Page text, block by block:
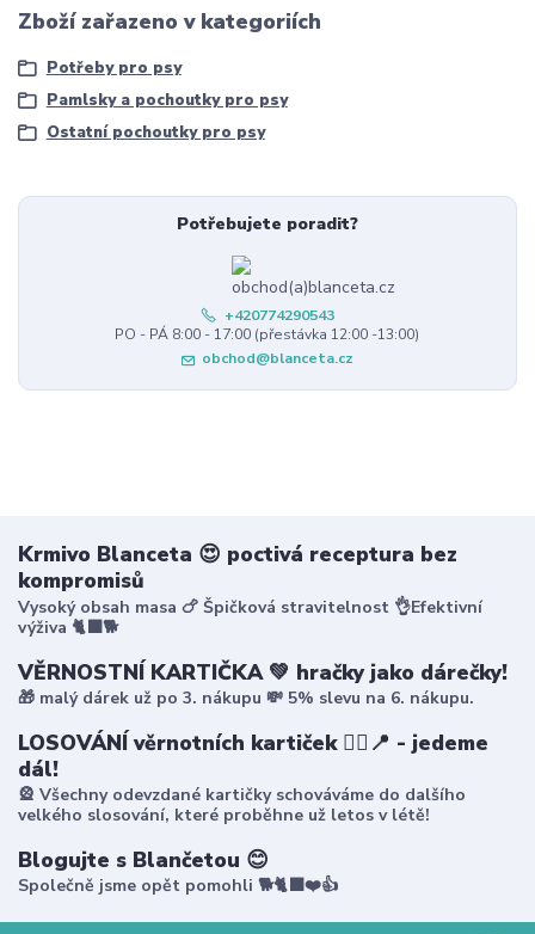
Zboží zařazeno v kategoriích
Potřeby pro psy
Pamlsky a pochoutky pro psy
Ostatní pochoutky pro psy
Potřebujete poradit?
+420774290543
PO - PÁ 8:00 - 17:00 (přestávka 12:00 -13:00)
obchod@blanceta.cz
Krmivo Blanceta 😍 poctivá receptura bez
kompromisů
Vysoký obsah masa 🍗 Špičková stravitelnost 👌Efektivní
výživa 🐈‍⬛🐕
VĚRNOSTNÍ KARTIČKA 💚 hračky jako dárečky!
🎁 malý dárek už po 3. nákupu 💸 5% slevu na 6. nákupu.
LOSOVÁNÍ věrnotních kartiček 🤸‍♀️📍 - jedeme
dál!
🎡 Všechny odevzdané kartičky schováváme do dalšího
velkého slosování, které proběhne už letos v létě!
Blogujte s Blančetou 😊
Společně jsme opět pomohli 🐕🐈‍⬛❤️👍